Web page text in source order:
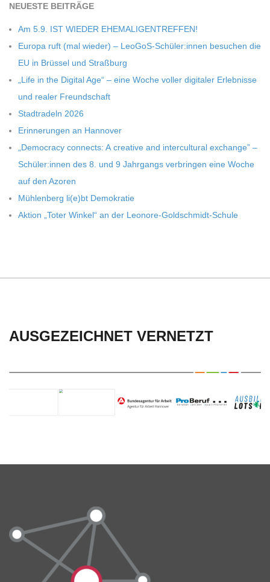
S
C
H
U
L
E
NEU­ESTE BEITRÄGE
Am 5.9. IST WIEDER EHEMALIGENTREFFEN!
Europa ruft (mal wie­der) – LeoGoS-Schüler:innen besu­chen die
EU in Brüs­sel und Straßburg
„Life in the Digi­tal Age“ – eine Woche vol­ler digi­ta­ler Erleb­nisse
und rea­ler Freundschaft
Stadt­ra­deln 2026
Erin­ne­run­gen an Hannover
„Demo­cracy con­nects: A crea­tive and inter­cul­tu­ral exch­ange” –
Schüler:innen des 8. und 9 Jahr­gangs ver­brin­gen eine Woche
auf den Azoren
Müh­len­berg li(e)bt Demokratie
Aktion „Toter Win­kel“ an der Leonore-Goldschmidt-Schule
AUSGEZEICHNET VERNETZT